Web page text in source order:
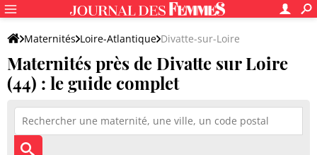
Maternités Loire-Atlantique Divatte-sur-Loire
Maternités près de Divatte sur Loire
(44) : le guide complet